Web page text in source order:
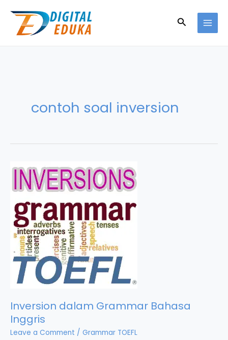
content
Search
contoh soal inversion
Inversion dalam Grammar Bahasa
Inggris
Leave a Comment / Grammar TOEFL